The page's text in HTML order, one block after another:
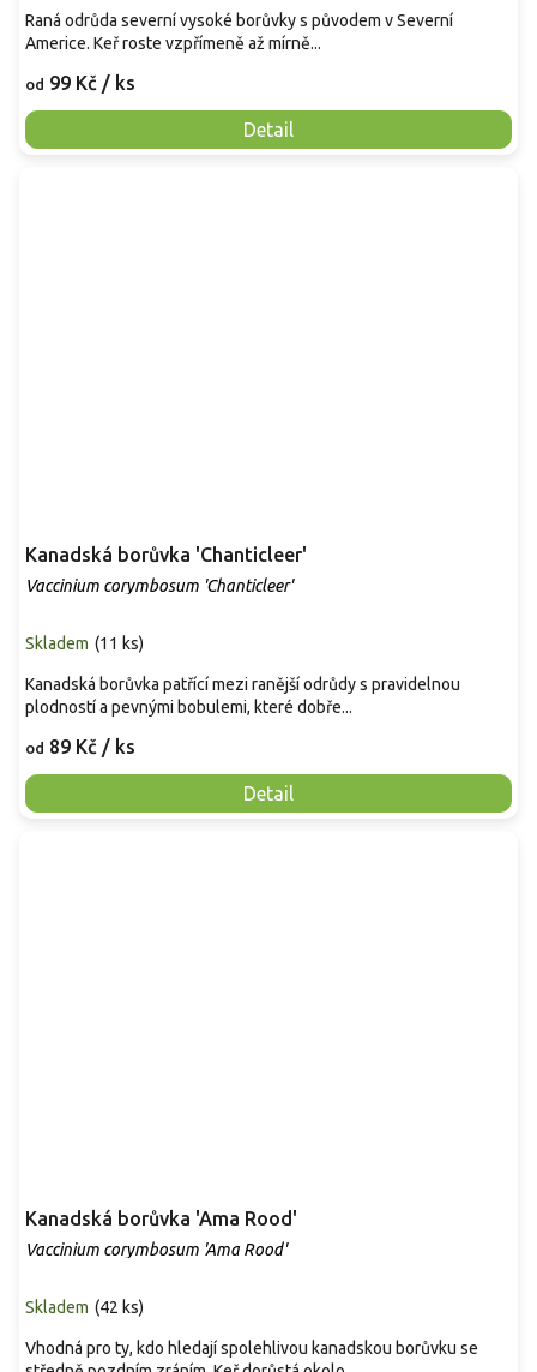
od 99 Kč / ks
Detail
Raná odrůda severní vysoké borůvky s původem v Severní
Americe. Keř roste vzpřímeně až mírně...
Kanadská borůvka 'Chanticleer'
Vaccinium corymbosum 'Chanticleer'
Skladem (11 ks)
od 89 Kč / ks
Detail
Kanadská borůvka patřící mezi ranější odrůdy s pravidelnou
plodností a pevnými bobulemi, které dobře...
Kanadská borůvka 'Ama Rood'
Vaccinium corymbosum 'Ama Rood'
Skladem (42 ks)
Vhodná pro ty, kdo hledají spolehlivou kanadskou borůvku se